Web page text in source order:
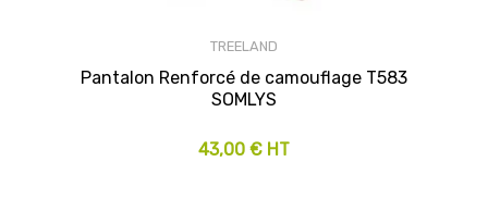
TREELAND
Pantalon Renforcé de camouflage T583
SOMLYS
43,00 € HT